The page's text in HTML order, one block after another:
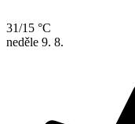
31/15 °C
neděle 9. 8.